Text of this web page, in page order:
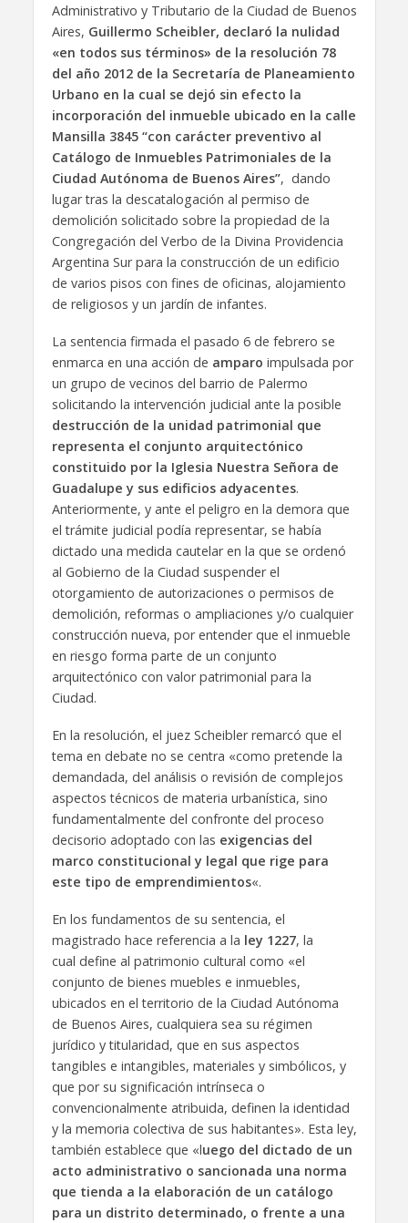
Administrativo y Tributario de la Ciudad de Buenos
Aires, Guillermo Scheibler, declaró la nulidad
«en todos sus términos» de la resolución 78
del año 2012 de la Secretaría de Planeamiento
Urbano en la cual se dejó sin efecto la
incorporación del inmueble ubicado en la calle
Mansilla 3845 “con carácter preventivo al
Catálogo de Inmuebles Patrimoniales de la
Ciudad Autónoma de Buenos Aires”, dando
lugar tras la descatalogación al permiso de
demolición solicitado sobre la propiedad de la
Congregación del Verbo de la Divina Providencia
Argentina Sur para la construcción de un edificio
de varios pisos con fines de oficinas, alojamiento
de religiosos y un jardín de infantes.
La sentencia firmada el pasado 6 de febrero se
enmarca en una acción de amparo impulsada por
un grupo de vecinos del barrio de Palermo
solicitando la intervención judicial ante la posible
destrucción de la unidad patrimonial que
representa el conjunto arquitectónico
constituido por la Iglesia Nuestra Señora de
Guadalupe y sus edificios adyacentes.
Anteriormente, y ante el peligro en la demora que
el trámite judicial podía representar, se había
dictado una medida cautelar en la que se ordenó
al Gobierno de la Ciudad suspender el
otorgamiento de autorizaciones o permisos de
demolición, reformas o ampliaciones y/o cualquier
construcción nueva, por entender que el inmueble
en riesgo forma parte de un conjunto
arquitectónico con valor patrimonial para la
Ciudad.
En la resolución, el juez Scheibler remarcó que el
tema en debate no se centra «como pretende la
demandada, del análisis o revisión de complejos
aspectos técnicos de materia urbanística, sino
fundamentalmente del confronte del proceso
decisorio adoptado con las exigencias del
marco constitucional y legal que rige para
este tipo de emprendimientos«.
En los fundamentos de su sentencia, el
magistrado hace referencia a la ley 1227, la
cual define al patrimonio cultural como «el
conjunto de bienes muebles e inmuebles,
ubicados en el territorio de la Ciudad Autónoma
de Buenos Aires, cualquiera sea su régimen
jurídico y titularidad, que en sus aspectos
tangibles e intangibles, materiales y simbólicos, y
que por su significación intrínseca o
convencionalmente atribuida, definen la identidad
y la memoria colectiva de sus habitantes». Esta ley,
también establece que «luego del dictado de un
acto administrativo o sancionada una norma
que tienda a la elaboración de un catálogo
para un distrito determinado, o frente a una